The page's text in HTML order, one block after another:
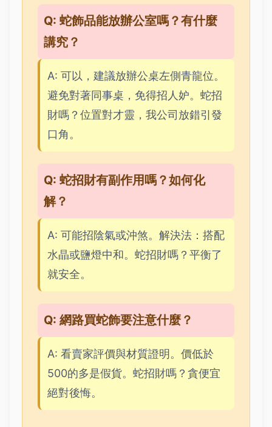
Q: 蛇飾品能放辦公室嗎？有什麼
講究？
A: 可以，建議放辦公桌左側青龍位。
避免對著同事桌，免得招人妒。蛇招
財嗎？位置對才靈，我公司放錯引發
口角。
Q: 蛇招財有副作用嗎？如何化
解？
A: 可能招陰氣或沖煞。解決法：搭配
水晶或鹽燈中和。蛇招財嗎？平衡了
就安全。
Q: 網路買蛇飾要注意什麼？
A: 看賣家評價與材質證明。價低於
500的多是假貨。蛇招財嗎？貪便宜
絕對後悔。